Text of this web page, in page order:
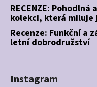
RECENZE:
kolekci, která
Recenze: Funkční a
letní dobrodružství
Instagram